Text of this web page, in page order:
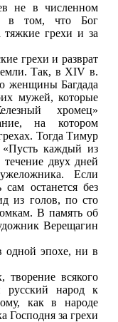
не в численном
а в том, что Бог
тяжкие грехи и за
грехи и разврат
Так, в XIV в.
женщины Багдада
мужей, которые
хромец»
на котором
Тогда Тимур
«Пусть каждый из
двух дней
Если
останется без
из голов, по сто
В память об
Верещагин
одной эпохе, ни в
творение всякого
русский народ к
как в народе
Господня за грехи